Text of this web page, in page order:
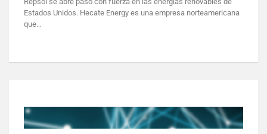
Estados Unidos. Hecate Energy es una empresa norteamericana
que…